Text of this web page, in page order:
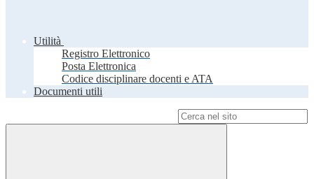
Utilità
Registro Elettronico
Posta Elettronica
Codice disciplinare docenti e ATA
Documenti utili